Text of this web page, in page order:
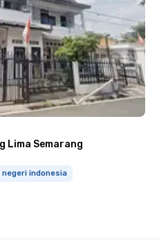
Lima Semarang
indonesia